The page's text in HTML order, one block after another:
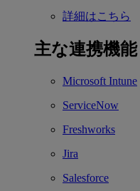
詳細はこちら
主な連携機能
Microsoft Intune
ServiceNow
Freshworks
Jira
Salesforce